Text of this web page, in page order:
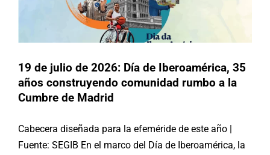
19 de julio de 2026: Día de Iberoamérica, 35
años construyendo comunidad rumbo a la
Cumbre de Madrid
Cabecera diseñada para la efeméride de este año |
Fuente: SEGIB En el marco del Día de Iberoamérica, la